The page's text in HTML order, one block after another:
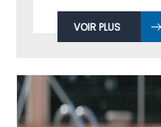
VOIR PLUS